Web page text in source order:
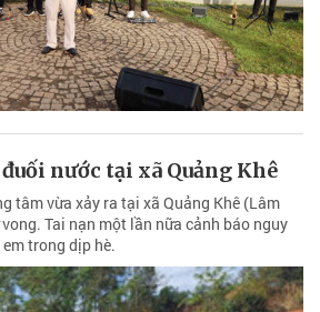
nước tại xã Quảng Khê
tâm vừa xảy ra tại xã Quảng Khê (Lâm
Tai nạn một lần nữa cảnh báo nguy
trong dịp hè.